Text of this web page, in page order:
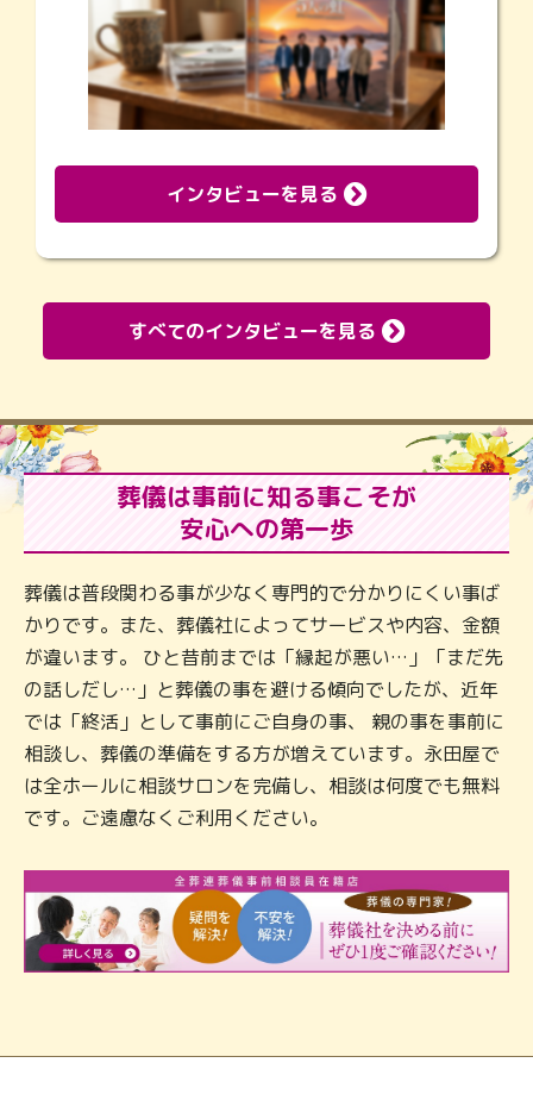
インタビューを見る
すべてのインタビューを見る
葬儀は事前に知る事こそが
安心への第一歩
葬儀は普段関わる事が少なく専門的で分かりにくい事ば
かりです。また、葬儀社によってサービスや内容、金額
が違います。 ひと昔前までは「縁起が悪い…」「まだ先
の話しだし…」と葬儀の事を避ける傾向でしたが、近年
では「終活」として事前にご自身の事、 親の事を事前に
相談し、葬儀の準備をする方が増えています。永田屋で
は全ホールに相談サロンを完備し、相談は何度でも無料
です。ご遠慮なくご利用ください。